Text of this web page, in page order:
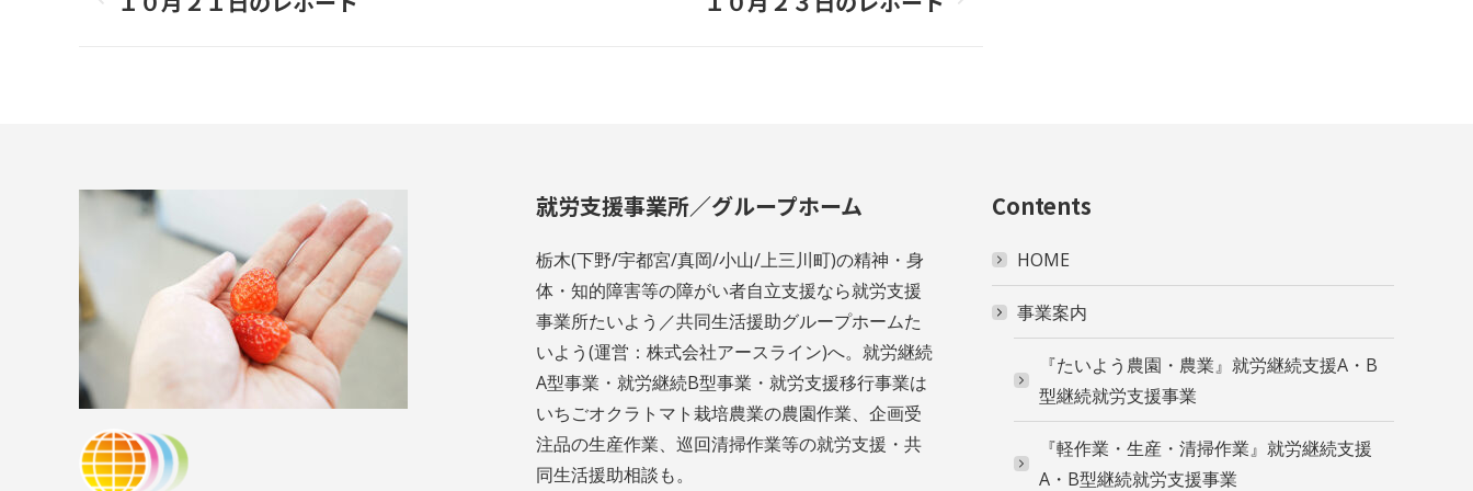
就労支援事業所／グループホーム
栃木(下野/宇都宮/真岡/小山/上三川町)の精神・身
体・知的障害等の障がい者自立支援なら就労支援
事業所たいよう／共同生活援助グループホームた
いよう(運営：株式会社アースライン)へ。就労継続
A型事業・就労継続B型事業・就労支援移行事業は
いちごオクラトマト栽培農業の農園作業、企画受
注品の生産作業、巡回清掃作業等の就労支援・共
同生活援助相談も。
Contents
HOME
事業案内
『たいよう農園・農業』就労継続支援A・B
型継続就労支援事業
『軽作業・生産・清掃作業』就労継続支援
A・B型継続就労支援事業